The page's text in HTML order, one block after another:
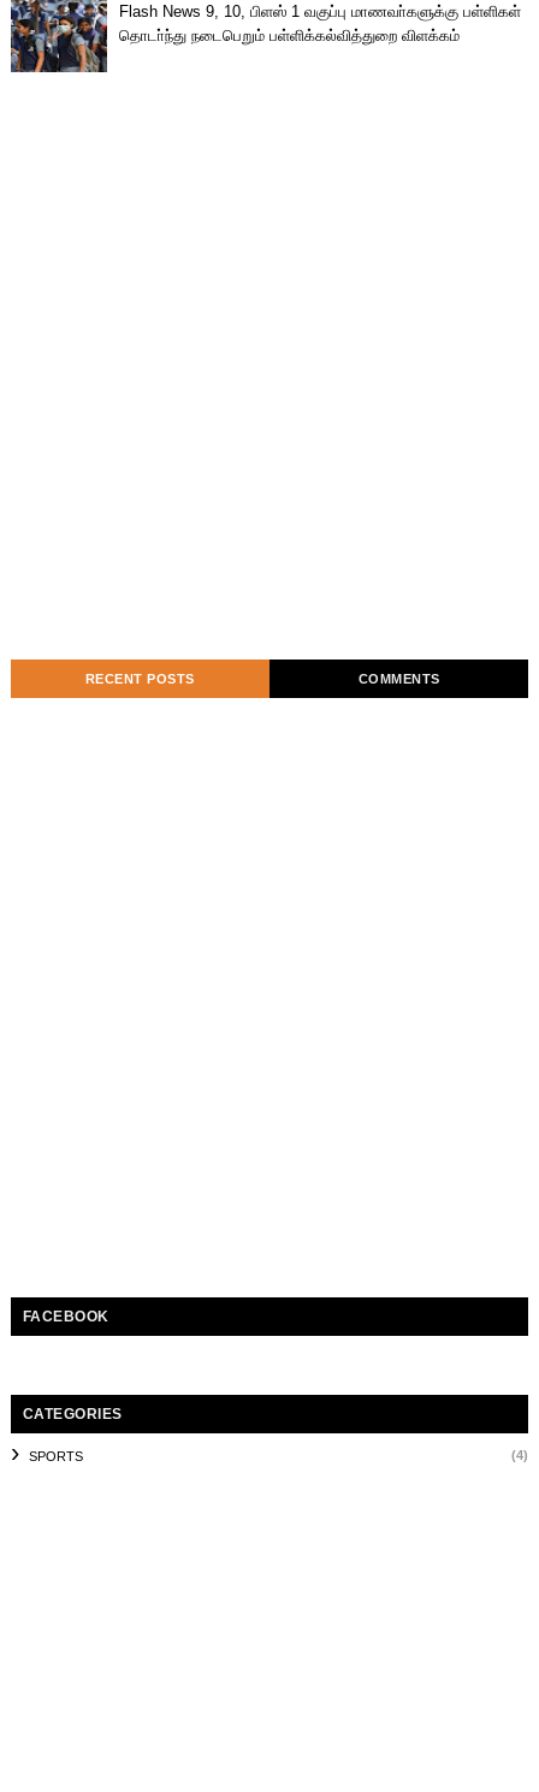
Flash News 9, 10, பிளஸ் 1 வகுப்பு மாணவா்களுக்கு பள்ளிகள்
தொடா்ந்து நடைபெறும் பள்ளிக்கல்வித்துறை விளக்கம்
RECENT POSTS COMMENTS
FACEBOOK
CATEGORIES
SPORTS (4)